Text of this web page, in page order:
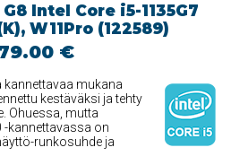
Intel Core i5-1135G7
W11Pro (122589)
€
kannettavaa mukana
kestäväksi ja tehty
Ohuessa, mutta
-kannettavassa on
runkosuhde ja